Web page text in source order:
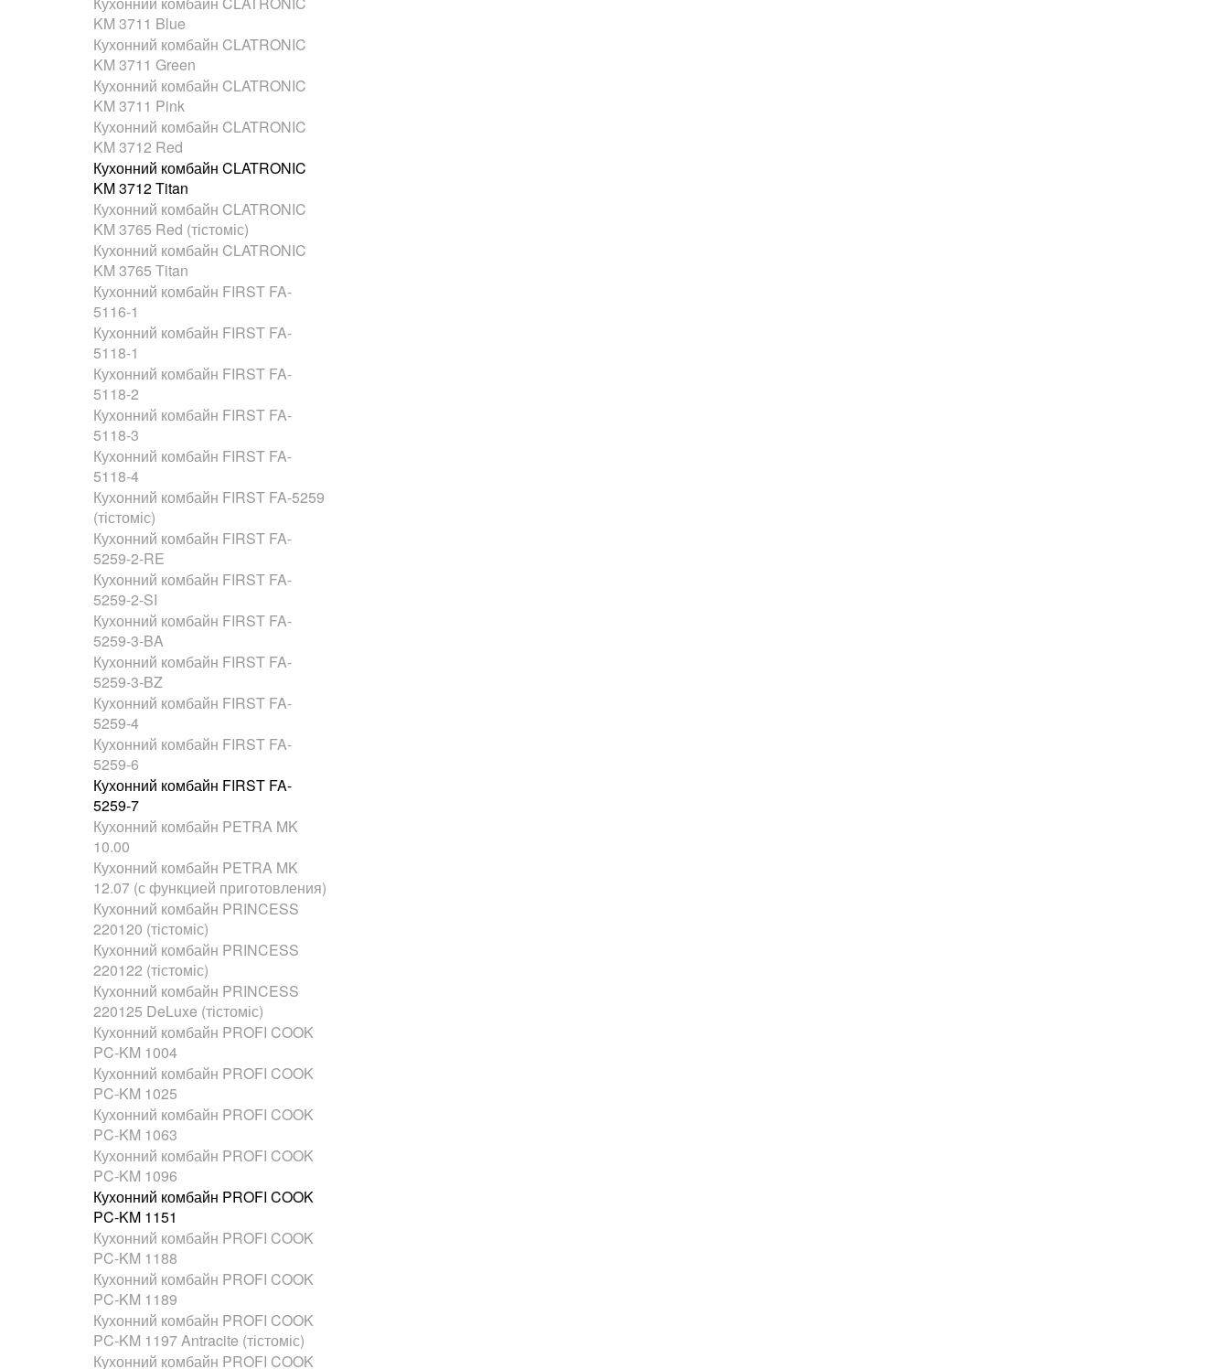
KM 3711 Blue
Кухонний комбайн CLATRONIC
KM 3711 Green
Кухонний комбайн CLATRONIC
KM 3711 Pink
Кухонний комбайн CLATRONIC
KM 3712 Red
Кухонний комбайн CLATRONIC
KM 3712 Titan
Кухонний комбайн CLATRONIC
KM 3765 Red (тістоміс)
Кухонний комбайн CLATRONIC
KM 3765 Titan
Кухонний комбайн FIRST FA-
5116-1
Кухонний комбайн FIRST FA-
5118-1
Кухонний комбайн FIRST FA-
5118-2
Кухонний комбайн FIRST FA-
5118-3
Кухонний комбайн FIRST FA-
5118-4
Кухонний комбайн FIRST FA-5259
(тістоміс)
Кухонний комбайн FIRST FA-
5259-2-RE
Кухонний комбайн FIRST FA-
5259-2-SI
Кухонний комбайн FIRST FA-
5259-3-BA
Кухонний комбайн FIRST FA-
5259-3-BZ
Кухонний комбайн FIRST FA-
5259-4
Кухонний комбайн FIRST FA-
5259-6
Кухонний комбайн FIRST FA-
5259-7
Кухонний комбайн PETRA MK
10.00
Кухонний комбайн PETRA MK
12.07 (с функцией приготовления)
Кухонний комбайн PRINCESS
220120 (тістоміс)
Кухонний комбайн PRINCESS
220122 (тістоміс)
Кухонний комбайн PRINCESS
220125 DeLuxe (тістоміс)
Кухонний комбайн PROFI COOK
PC-KM 1004
Кухонний комбайн PROFI COOK
PC-KM 1025
Кухонний комбайн PROFI COOK
PC-KM 1063
Кухонний комбайн PROFI COOK
PC-KM 1096
Кухонний комбайн PROFI COOK
PC-KM 1151
Кухонний комбайн PROFI COOK
PC-KM 1188
Кухонний комбайн PROFI COOK
PC-KM 1189
Кухонний комбайн PROFI COOK
PC-KM 1197 Antracite (тістоміс)
Кухонний комбайн PROFI COOK